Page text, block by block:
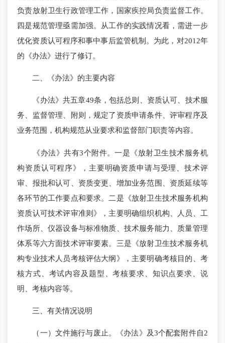
负责放射卫生行政管理工作，国家疾控局负责监督工作。
四是规范管理亟需加强。从工作的实践情况看，需进一步
优化资质认可程序和事中事后监管机制。为此，对2012年
的《办法》进行了修订。
二、《办法》的主要内容
《办法》共五章49条，包括总则、资质认可、技术服
务、监督管理、附则，规定了资质申请条件、评审程序及
业务范围，机构规范从业要求和监督部门职责等内容。
《办法》共有3个附件。一是《放射卫生技术服务机
构资质认可程序》，主要明确资质申请与受理、技术评
审、报批和认可、资质变更、增加业务范围、资质延续等
各环节的工作要点和要求。二是《放射卫生技术服务机构
资质认可技术评审准则》，主要明确组织机构、人员、工
作场所、仪器设备与标准物质、技术服务能力、质量管理
体系等六方面技术评审要素。三是《放射卫生技术服务机
构专业技术人员考核评估大纲》，主要明确考核目的、考
核方式、考试内容及题型、考核要求、知识点要求、说
明、考核内容等。
三、有关情况说明
（一）文件施行与废止。《办法》及3个配套附件自2